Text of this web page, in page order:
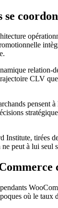
se
CLV
tirées
peut à lui
où le